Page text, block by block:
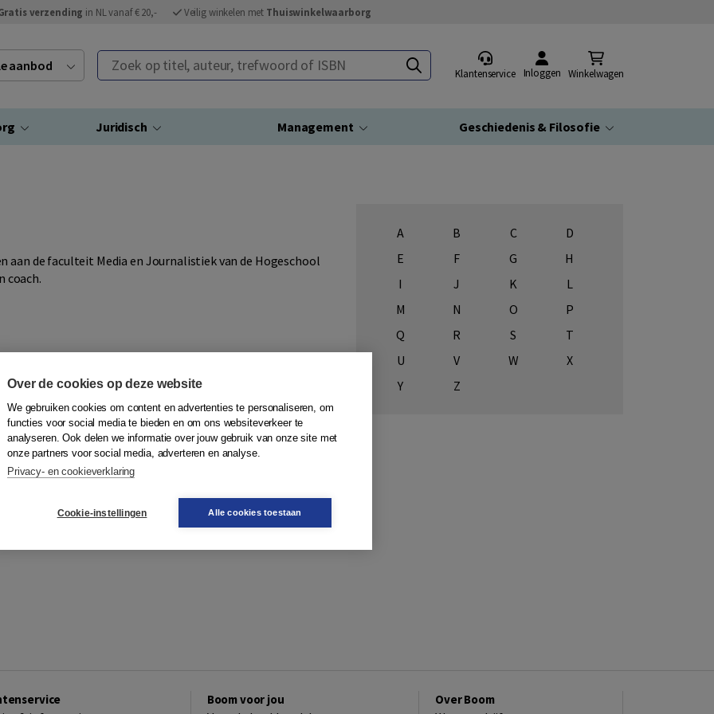
verzending in NL vanaf € 20,- Veilig winkelen met Thuiswinkelwaarborg
aanbod Zoek op titel, auteur, trefwoord of ISBN
Klantenservice Inloggen Winkelwagen
Juridisch Management Geschiedenis & Filosofie
aan de faculteit Media en Journalistiek van de Hogeschool
coach.
A B C
D
E
F G
H
I
J K
L
M
N O
P
Q
R S
T
U
V W
X
Y
Z
Boom voor jou Over Boom
Over de cookies op deze website
We gebruiken cookies om content en advertenties te personaliseren, om
functies voor social media te bieden en om ons websiteverkeer te
analyseren. Ook delen we informatie over jouw gebruik van onze site met
onze partners voor social media, adverteren en analyse.
Privacy- en cookieverklaring
Cookie-instellingen Alle cookies toestaan